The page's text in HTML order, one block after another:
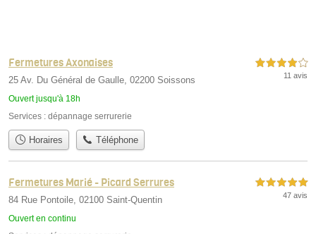
Fermetures Axonaises
25 Av. Du Général de Gaulle, 02200 Soissons
Ouvert jusqu'à 18h
4,0 étoiles sur 5
11 avis
Services : dépannage serrurerie
Horaires Téléphone
Fermetures Marié - Picard Serrures
84 Rue Pontoile, 02100 Saint-Quentin
Ouvert en continu
5,0 étoiles sur 5
47 avis